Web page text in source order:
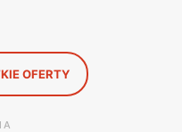
OFERTY